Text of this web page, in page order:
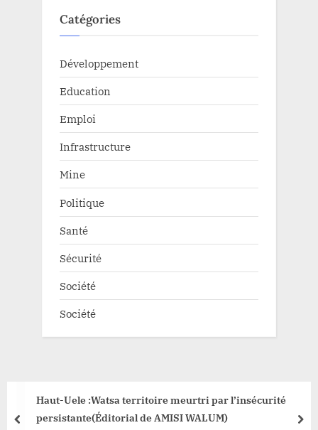
Catégories
Développement
Education
Emploi
Infrastructure
Mine
Politique
Santé
Sécurité
Société
Société
Haut-Uele :Watsa territoire meurtri par l’insécurité
persistante(Éditorial de AMISI WALUM)
prev